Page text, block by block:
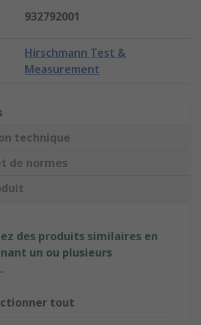
932792001
Hirschmann Test &
Measurement
technique
de normes
des produits similaires en
un ou plusieurs
tout